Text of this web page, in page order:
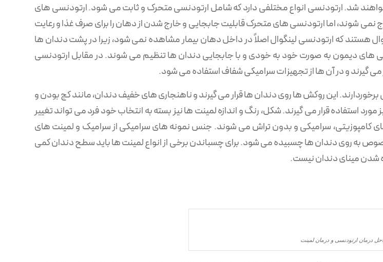
شد. ارتودنسی انواع مختلفی دارد که شامل ارتودنسی متحرک و ثابت می شود. ارتودنسی های
نمی ‌شوند، اما ارتودنسی های متحرک قابلیت جابجایی و خارج شدن از دهان را برای صرف غذا و رعایت
هستند که ارتودنسی لینگوال اصلاً در داخل دهان بیمار مشاهده نمی شود، زیرا در پشت دندان ها
های دیمون به صورت خود به خودی و با جابجایی دندان ها تنظیم می شوند. در مقابل ارتودنسی
گیرند و در آن ها از تجهیزات سرامیکی شفاف استفاده می شود.
این روکش ها روی دندان ها قرار می گیرند و ناهنجاری های خفیف دندان، مانند کج بودن و
مورد استفاده قرار می گیرند. شکل، رنگ و اندازه لمینت ها نیز بسته به انتخاب خود فرد می تواند تغییر
کامپوزیتی، سرامیکی و بدون تراش می ‌شوند. جنس نمونه های سرامیکی از سرامیک و لمینت های
به روی دندان ها چسبیده می شود. برای چسباندن برخی از انواع لمینت ها باید سطح دندان کمی
شدن مینای دندان نیست.
درمان ارتودنسی و درمان لمینت